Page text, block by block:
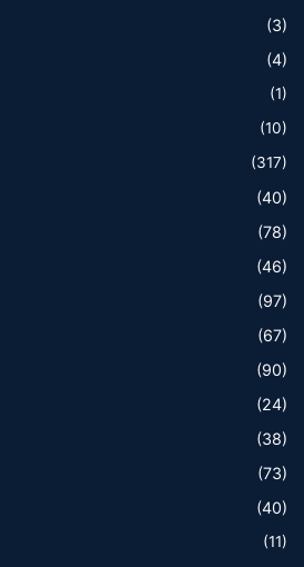
(3)
(4)
(1)
(10)
(317)
(40)
(78)
(46)
(97)
(67)
(90)
(24)
(38)
(73)
(40)
(11)